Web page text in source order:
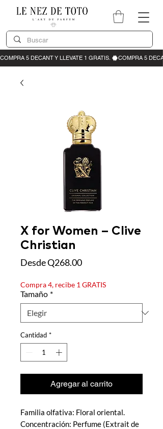
X for Women – Clive
Christian
DesdeQ268.00Precio de oferta
Compra 4, recibe 1 GRATIS
Tamaño *
Cantidad *
Agregar al carrito
Familia olfativa: Floral oriental.
Concentración: Perfume (Extrait de